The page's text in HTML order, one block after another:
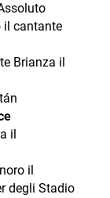
il cantante
Brianza il
il
il
degli Stadio